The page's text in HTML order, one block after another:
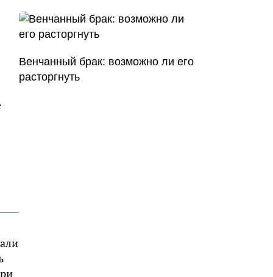
Венчанный брак: возможно ли его
расторгнуть